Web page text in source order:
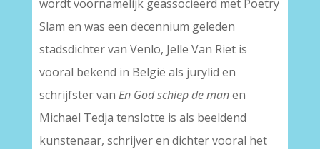
wordt voornamelijk geassocieerd met Poetry
Slam en was een decennium geleden
stadsdichter van Venlo, Jelle Van Riet is
vooral bekend in België als jurylid en
schrijfster van En God schiep de manen
Michael Tedja tenslotte is als beeldend
kunstenaar, schrijver en dichter vooral het